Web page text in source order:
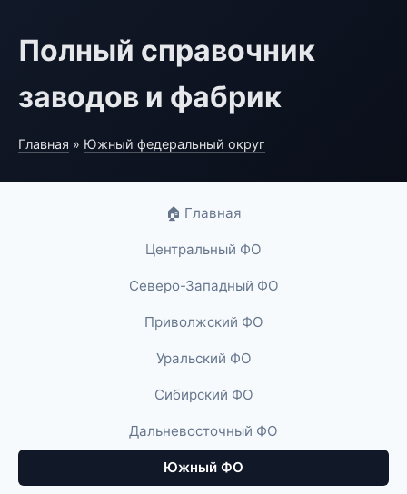
Полный справочник
заводов и фабрик
Главная » Южный федеральный округ
🏠 Главная
Центральный ФО
Северо-Западный ФО
Приволжский ФО
Уральский ФО
Сибирский ФО
Дальневосточный ФО
Южный ФО